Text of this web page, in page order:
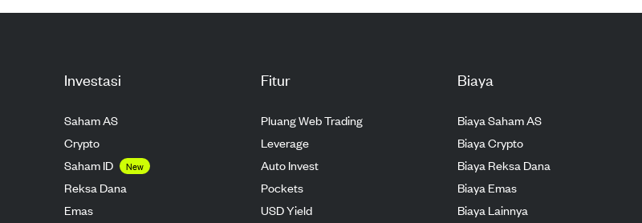
Investasi
Saham AS
Crypto
Saham ID
New
Reksa Dana
Emas
Fitur
Pluang Web Trading
Leverage
Auto Invest
Pockets
USD Yield
Biaya
Biaya Saham AS
Biaya Crypto
Biaya Reksa Dana
Biaya Emas
Biaya Lainnya